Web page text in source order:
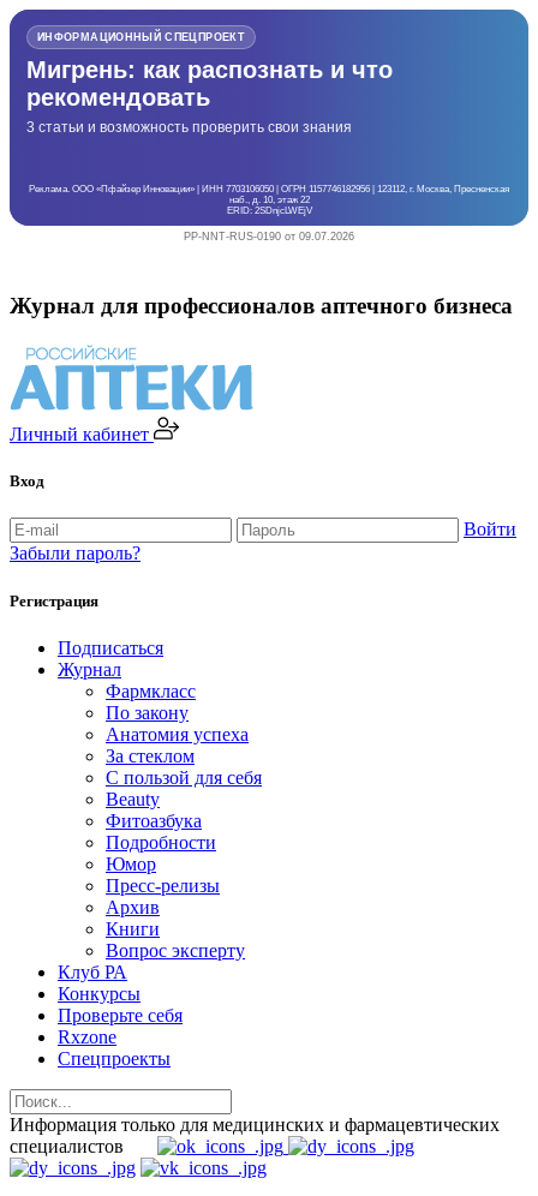
ИНФОРМАЦИОННЫЙ СПЕЦПРОЕКТ
Мигрень: как распознать и что
рекомендовать
3 статьи и возможность проверить свои знания
Реклама. ООО «Пфайзер Инновации» | ИНН 7703106050 | ОГРН 1157746182956 | 123112, г. Москва, Пресненская
наб., д. 10, этаж 22
ERID: 2SDnjcLWEjV
PP-NNT-RUS-0190 от 09.07.2026
Журнал для профессионалов аптечного бизнеса
Личный кабинет
Вход
Войти
Забыли пароль?
Регистрация
Подписаться
Журнал
Фармкласс
По закону
Анатомия успеха
За стеклом
С пользой для себя
Beauty
Фитоазбука
Подробности
Юмор
Пресс-релизы
Архив
Книги
Вопрос эксперту
Клуб РА
Конкурсы
Проверьте себя
Rxzone
Спецпроекты
Информация только для медицинских и фармацевтических
специалистов